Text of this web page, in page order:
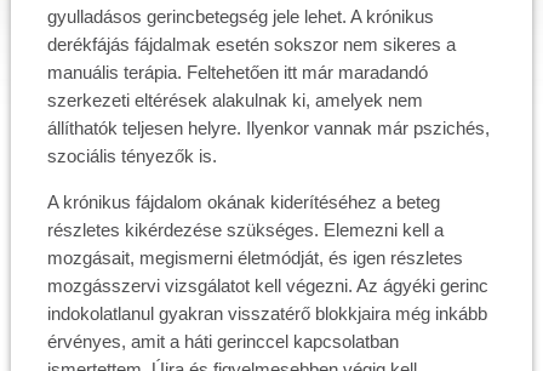
gyulladásos gerincbetegség jele lehet. A krónikus
derékfájás fájdalmak esetén sokszor nem sikeres a
manuális terápia. Feltehetően itt már maradandó
szerkezeti eltérések alakulnak ki, amelyek nem
állíthatók teljesen helyre. Ilyenkor vannak már pszichés,
szociális tényezők is.
A krónikus fájdalom okának kiderítéséhez a beteg
részletes kikérdezése szükséges. Elemezni kell a
mozgásait, megismerni életmódját, és igen részletes
mozgásszervi vizsgálatot kell végezni. Az ágyéki gerinc
indokolatlanul gyakran visszatérő blokkjaira még inkább
érvényes, amit a háti gerinccel kapcsolatban